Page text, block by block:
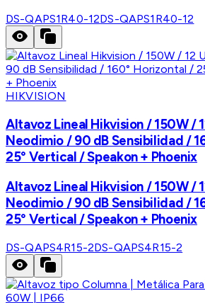
DS-QAPS1R40-12DS-QAPS1R40-12
HIKVISION
Altavoz Lineal Hikvision / 150W /
Neodimio / 90 dB Sensibilidad /
25° Vertical / Speakon + Phoenix
Altavoz Lineal Hikvision / 150W /
Neodimio / 90 dB Sensibilidad /
25° Vertical / Speakon + Phoenix
DS-QAPS4R15-2DS-QAPS4R15-2